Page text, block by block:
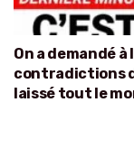
On a demandé à
contradictions
laissé tout le